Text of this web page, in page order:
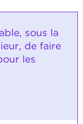
sous la
de faire
les